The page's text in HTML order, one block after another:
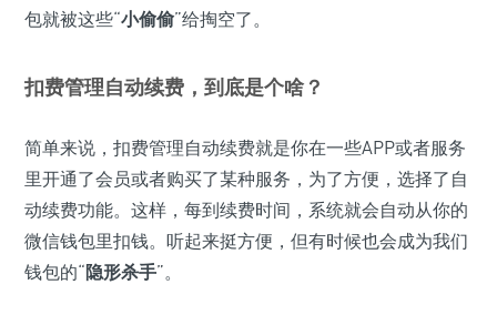
包就被这些“小偷偷”给掏空了。
扣费管理自动续费，到底是个啥？
简单来说，扣费管理自动续费就是你在一些APP或者服务
里开通了会员或者购买了某种服务，为了方便，选择了自
动续费功能。这样，每到续费时间，系统就会自动从你的
微信钱包里扣钱。听起来挺方便，但有时候也会成为我们
钱包的“隐形杀手”。